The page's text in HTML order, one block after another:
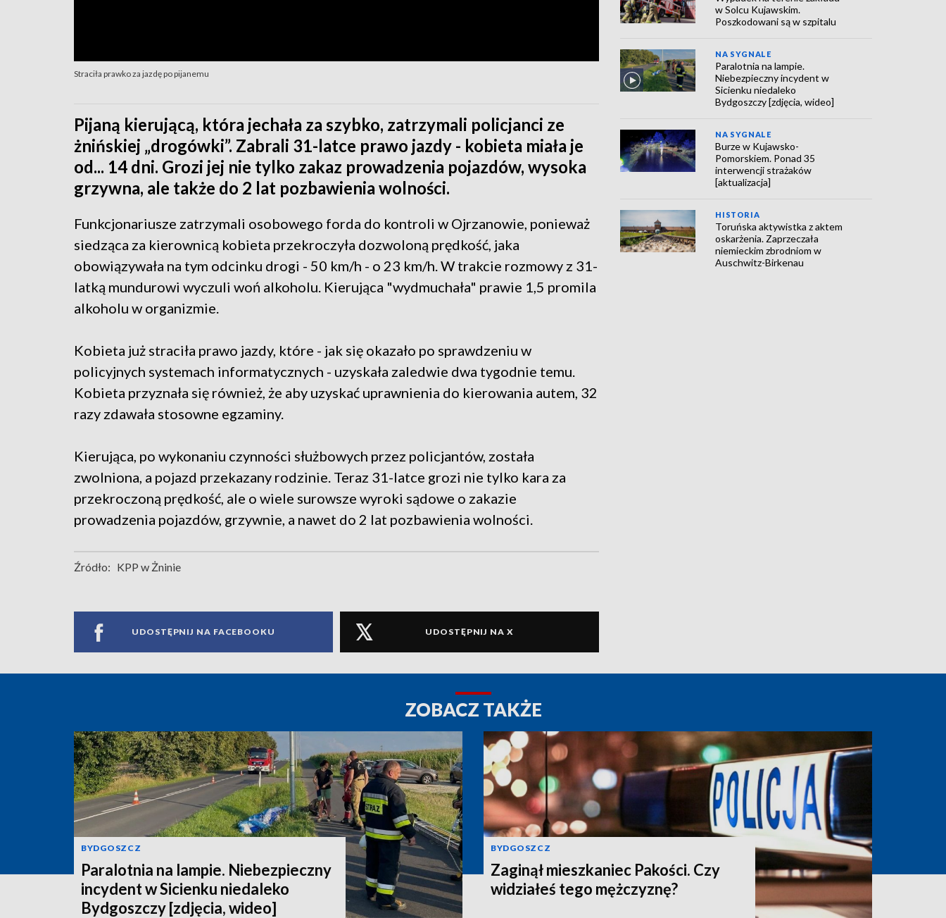
Straciła prawko za jazdę po pijanemu
Pijaną kierującą, która jechała za szybko, zatrzymali policjanci ze
żnińskiej „drogówki”. Zabrali 31-latce prawo jazdy - kobieta miała je
od... 14 dni. Grozi jej nie tylko zakaz prowadzenia pojazdów, wysoka
grzywna, ale także do 2 lat pozbawienia wolności.
Funkcjonariusze zatrzymali osobowego forda do kontroli w Ojrzanowie, ponieważ
siedząca za kierownicą kobieta przekroczyła dozwoloną prędkość, jaka
obowiązywała na tym odcinku drogi - 50 km/h - o 23 km/h. W trakcie rozmowy z 31-
latką mundurowi wyczuli woń alkoholu. Kierująca "wydmuchała" prawie 1,5 promila
alkoholu w organizmie.
Kobieta już straciła prawo jazdy, które - jak się okazało po sprawdzeniu w
policyjnych systemach informatycznych - uzyskała zaledwie dwa tygodnie temu.
Kobieta przyznała się również, że aby uzyskać uprawnienia do kierowania autem, 32
razy zdawała stosowne egzaminy.
Kierująca, po wykonaniu czynności służbowych przez policjantów, została
zwolniona, a pojazd przekazany rodzinie. Teraz 31-latce grozi nie tylko kara za
przekroczoną prędkość, ale o wiele surowsze wyroki sądowe o zakazie
prowadzenia pojazdów, grzywnie, a nawet do 2 lat pozbawienia wolności.
Źródło: KPP w Żninie
UDOSTĘPNIJ NA FACEBOOKU UDOSTĘPNIJ NA X
w Solcu Kujawskim.
Poszkodowani są w szpitalu
NA SYGNALE
Paralotnia na lampie.
Niebezpieczny incydent w
Sicienku niedaleko
Bydgoszczy [zdjęcia, wideo]
NA SYGNALE
Burze w Kujawsko-
Pomorskiem. Ponad 35
interwencji strażaków
[aktualizacja]
HISTORIA
Toruńska aktywistka z aktem
oskarżenia. Zaprzeczała
niemieckim zbrodniom w
Auschwitz-Birkenau
ZOBACZ TAKŻE
BYDGOSZCZ
Paralotnia na lampie. Niebezpieczny
incydent w Sicienku niedaleko
Bydgoszczy [zdjęcia, wideo]
BYDGOSZCZ
Zaginął mieszkaniec Pakości. Czy
widziałeś tego mężczyznę?